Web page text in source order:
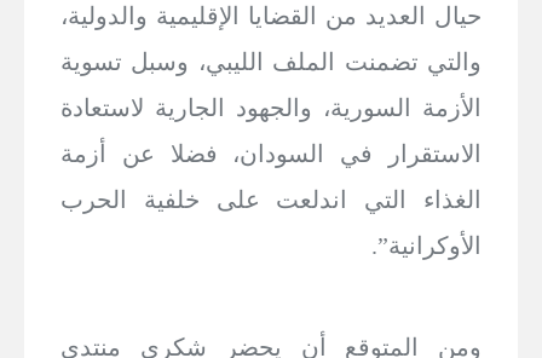
حيال العديد من القضايا الإقليمية والدولية،
والتي تضمنت الملف الليبي، وسبل تسوية
الأزمة السورية، والجهود الجارية لاستعادة
الاستقرار في السودان، فضلا عن أزمة
الغذاء التي اندلعت على خلفية الحرب
الأوكرانية”.
ومن المتوقع أن يحضر شكري منتدى